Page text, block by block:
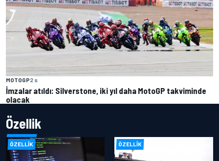
MOTOGP2 s
İmzalar atıldı: Silverstone, iki yıl daha MotoGP takviminde
olacak
Özellik
ÖZELLIK ÖZELLIK